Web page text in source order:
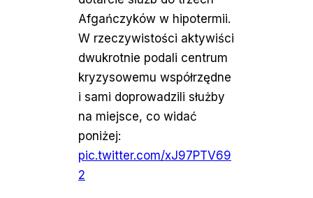
Afgańczyków w hipotermii.
W rzeczywistości aktywiści
dwukrotnie podali centrum
kryzysowemu współrzędne
i sami doprowadzili służby
na miejsce, co widać
poniżej:
pic.twitter.com/xJ97PTV69
2